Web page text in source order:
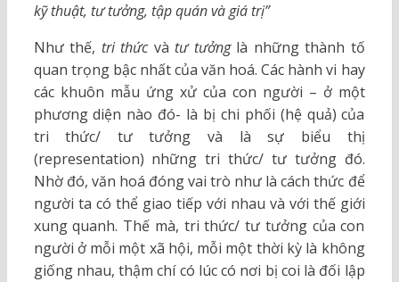
kỹ thuật, tư tưởng, tập quán và giá trị”
Như thế, tri thức và tư tưởng là những thành tố
quan trọng bậc nhất của văn hoá. Các hành vi hay
các khuôn mẫu ứng xử của con người – ở một
phương diện nào đó- là bị chi phối (hệ quả) của
tri thức/ tư tưởng và là sự biểu thị
(representation) những tri thức/ tư tưởng đó.
Nhờ đó, văn hoá đóng vai trò như là cách thức để
người ta có thể giao tiếp với nhau và với thế giới
xung quanh. Thế mà, tri thức/ tư tưởng của con
người ở mỗi một xã hội, mỗi một thời kỳ là không
giống nhau, thậm chí có lúc có nơi bị coi là đối lập